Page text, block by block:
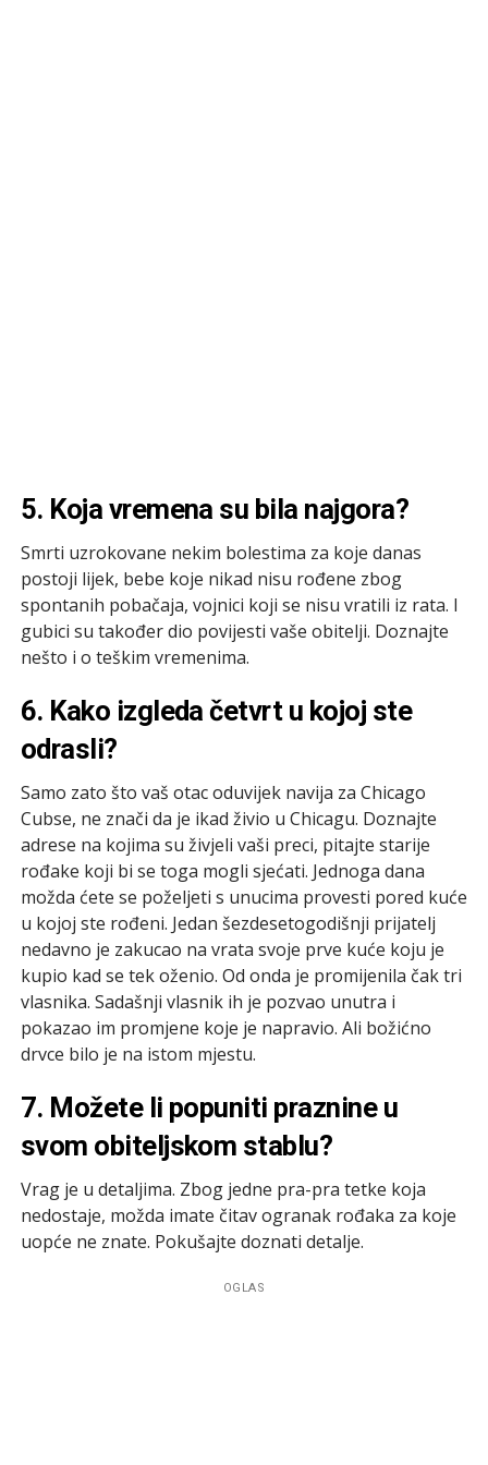
5. Koja vremena su bila najgora?
Smrti uzrokovane nekim bolestima za koje danas
postoji lijek, bebe koje nikad nisu rođene zbog
spontanih pobačaja, vojnici koji se nisu vratili iz rata. I
gubici su također dio povijesti vaše obitelji. Doznajte
nešto i o teškim vremenima.
6. Kako izgleda četvrt u kojoj ste
odrasli?
Samo zato što vaš otac oduvijek navija za Chicago
Cubse, ne znači da je ikad živio u Chicagu. Doznajte
adrese na kojima su živjeli vaši preci, pitajte starije
rođake koji bi se toga mogli sjećati. Jednoga dana
možda ćete se poželjeti s unucima provesti pored kuće
u kojoj ste rođeni. Jedan šezdesetogodišnji prijatelj
nedavno je zakucao na vrata svoje prve kuće koju je
kupio kad se tek oženio. Od onda je promijenila čak tri
vlasnika. Sadašnji vlasnik ih je pozvao unutra i
pokazao im promjene koje je napravio. Ali božićno
drvce bilo je na istom mjestu.
7. Možete li popuniti praznine u
svom obiteljskom stablu?
Vrag je u detaljima. Zbog jedne pra-pra tetke koja
nedostaje, možda imate čitav ogranak rođaka za koje
uopće ne znate. Pokušajte doznati detalje.
OGLAS